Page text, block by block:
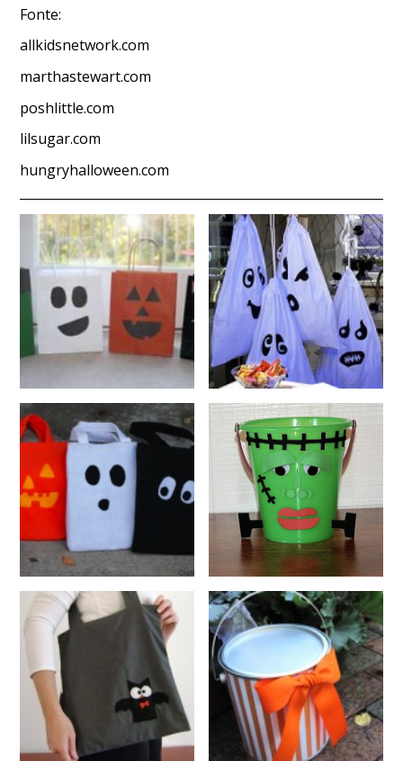
Fonte:
allkidsnetwork.com
marthastewart.com
poshlittle.com
lilsugar.com
hungryhalloween.com